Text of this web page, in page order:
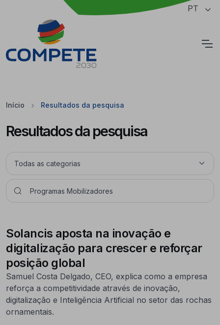
Saltar para o conteúdo principal da página PT
Início Resultados da pesquisa
Resultados da pesquisa
Solancis aposta na inovação e
digitalização para crescer e reforçar
posição global
Samuel Costa Delgado, CEO, explica como a empresa
reforça a competitividade através de inovação,
digitalização e Inteligência Artificial no setor das rochas
ornamentais.